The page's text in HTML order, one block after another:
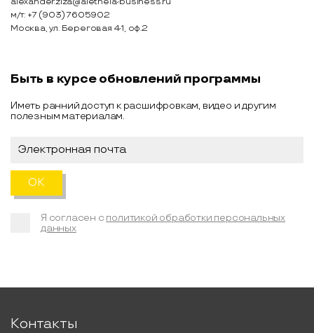
м/т: +7 (903) 7605902
Москва, ул. Береговая 4-1, оф.2
Быть в курсе обновлений программы
Иметь ранний доступ к расшифровкам, видео и другим
полезным материалам.
Я согласен с политикой обработки персональных
данных
Контакты